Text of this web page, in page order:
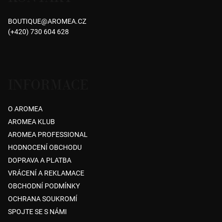
BOUTIQUE@AROMEA.CZ
(+420) 730 604 628
O AROMEA
AROMEA KLUB
AROMEA PROFESSIONAL
HODNOCENÍ OBCHODU
DOPRAVA A PLATBA
VRÁCENÍ A REKLAMACE
OBCHODNÍ PODMÍNKY
OCHRANA SOUKROMÍ
SPOJTE SE S NÁMI